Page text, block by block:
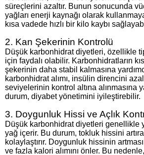
süreçlerini azaltır. Bunun sonucunda
yağları enerji kaynağı olarak
kısa vadede hızlı bir kilo kaybı
2. Kan Şekerinin Kontrolü
Düşük karbonhidrat diyetleri, özellikle
için faydalı olabilir. Karbonhidratların
şekerinin daha stabil kalmasına
karbonhidrat alımı, insülin direncini
seviyelerinin kontrol altına alınmasına
durum, diyabet yönetimini iyileştirebilir.
3. Doygunluk Hissi ve Açlık
Düşük karbonhidrat diyetleri genellikle
yağ içerir. Bu durum, tokluk hissini
kolaylaştırır. Doygunluk hissinin
ve fazla kalori alımını önler. Bu